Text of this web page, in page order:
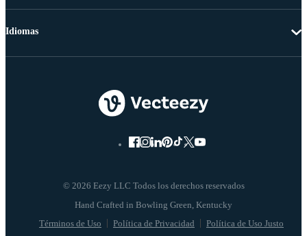
© 2026 Eezy LLC Todos los derechos reservados
Términos de Uso Política de Privacidad Política de Uso Justo
Idiomas